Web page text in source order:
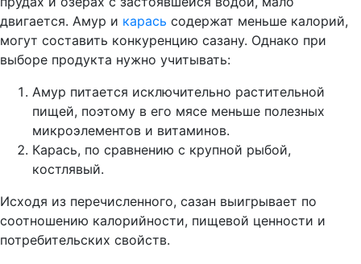
двигается. Амур и карась содержат меньше калорий,
могут составить конкуренцию сазану. Однако при
выборе продукта нужно учитывать:
Амур питается исключительно растительной
пищей, поэтому в его мясе меньше полезных
микроэлементов и витаминов.
Карась, по сравнению с крупной рыбой,
костлявый.
Исходя из перечисленного, сазан выигрывает по
соотношению калорийности, пищевой ценности и
потребительских свойств.